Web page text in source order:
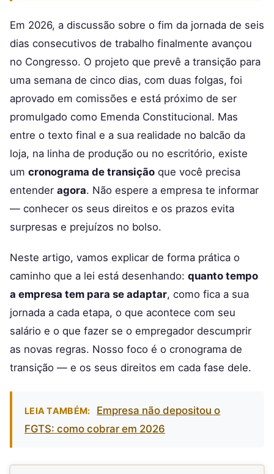
Em 2026, a discussão sobre o fim da jornada de seis
dias consecutivos de trabalho finalmente avançou
no Congresso. O projeto que prevê a transição para
uma semana de cinco dias, com duas folgas, foi
aprovado em comissões e está próximo de ser
promulgado como Emenda Constitucional. Mas
entre o texto final e a sua realidade no balcão da
loja, na linha de produção ou no escritório, existe
um cronograma de transição que você precisa
entender agora. Não espere a empresa te informar
— conhecer os seus direitos e os prazos evita
surpresas e prejuízos no bolso.
Neste artigo, vamos explicar de forma prática o
caminho que a lei está desenhando: quanto tempo
a empresa tem para se adaptar, como fica a sua
jornada a cada etapa, o que acontece com seu
salário e o que fazer se o empregador descumprir
as novas regras. Nosso foco é o cronograma de
transição — e os seus direitos em cada fase dele.
LEIA TAMBÉM:
Empresa não depositou o
FGTS: como cobrar em 2026